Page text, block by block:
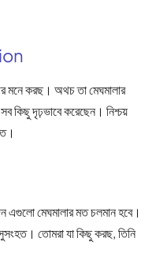
মনে করছ। অথচ তা মেঘমালার
কিছু দৃঢ়ভাবে করেছেন। নিশ্চয়
এগুলো মেঘমালার মত চলমান হবে।
তোমরা যা কিছু করছ, তিনি